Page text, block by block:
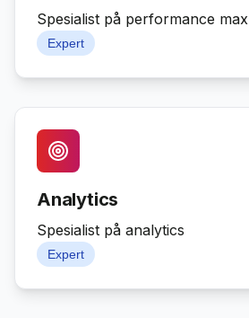
Spesialist på performance max
Expert
Analytics
Spesialist på analytics
Expert